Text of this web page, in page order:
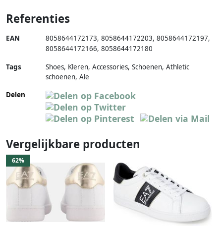
Referenties
EAN 8058644172173, 8058644172203, 8058644172197,
8058644172166, 8058644172180
Tags
Shoes, Kleren, Accessories, Schoenen, Athletic
schoenen, Ale
Delen
Vergelijkbare producten
62%